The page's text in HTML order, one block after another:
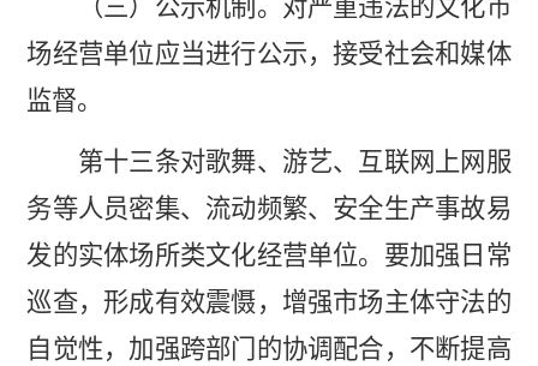
（三）公示机制。对严重违法的文化市
场经营单位应当进行公示，接受社会和媒体
监督。
第十三条对歌舞、游艺、互联网上网服
务等人员密集、流动频繁、安全生产事故易
发的实体场所类文化经营单位。要加强日常
巡查，形成有效震慑，增强市场主体守法的
自觉性，加强跨部门的协调配合，不断提高